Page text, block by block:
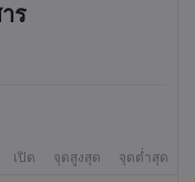
ร
เปิด จุดสูงสุด จุดต่ำสุด